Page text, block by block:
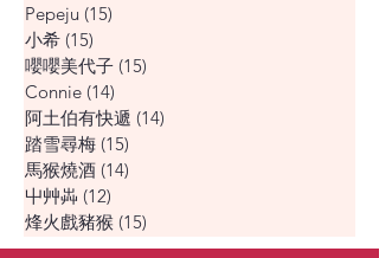
Pepeju (15)
小希 (15)
嚶嚶美代子 (15)
Connie (14)
阿土伯有快遞 (14)
踏雪尋梅 (15)
馬猴燒酒 (14)
屮艸芔 (12)
烽火戲豬猴 (15)